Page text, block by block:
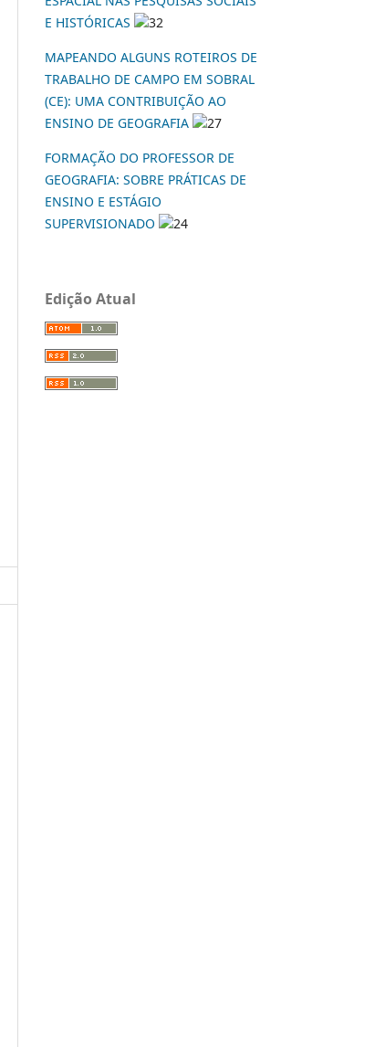
E HISTÓRICAS
32
MAPEANDO ALGUNS ROTEIROS DE
TRABALHO DE CAMPO EM SOBRAL
(CE): UMA CONTRIBUIÇÃO AO
ENSINO DE GEOGRAFIA
27
FORMAÇÃO DO PROFESSOR DE
GEOGRAFIA: SOBRE PRÁTICAS DE
ENSINO E ESTÁGIO
SUPERVISIONADO
24
Edição Atual